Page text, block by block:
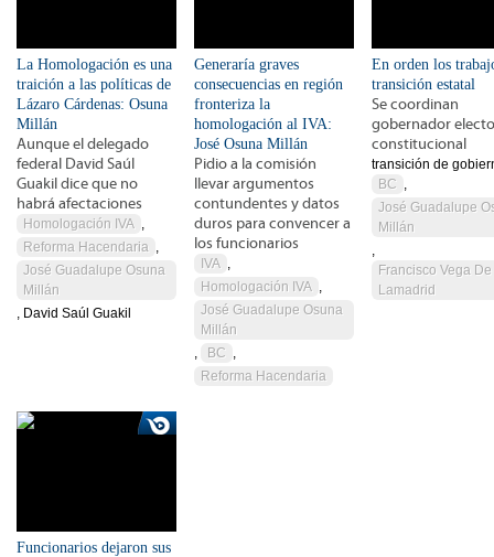
La Homologación es una
traición a las políticas de
Lázaro Cárdenas: Osuna
Millán
Aunque el delegado
federal David Saúl
Guakil dice que no
habrá afectaciones
Homologación IVA ,
Reforma Hacendaria ,
José Guadalupe Osuna
Millán
, David Saúl Guakil
Generaría graves
consecuencias en región
fronteriza la
homologación al IVA:
José Osuna Millán
Pidio a la comisión
llevar argumentos
contundentes y datos
duros para convencer a
los funcionarios
IVA ,
Homologación IVA ,
José Guadalupe Osuna
Millán
,
BC ,
Reforma Hacendaria
En orden los
transición estatal
Se coordinan
gobernador
constitucional
transición de
BC ,
José Guadalupe
Millán
,
Francisco Vega De
Lamadrid
Funcionarios dejaron sus